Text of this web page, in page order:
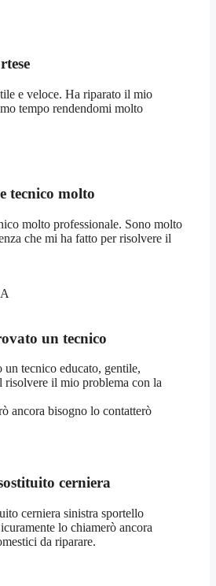
e veloce. Ha riparato il mio
tempo rendendomi molto
tecnico molto
molto professionale. Sono molto
che mi ha fatto per risolvere il
un tecnico
tecnico educato, gentile,
risolvere il mio problema con la
ancora bisogno lo contatterò
cerniera
cerniera sinistra sportello
lo chiamerò ancora
da riparare.